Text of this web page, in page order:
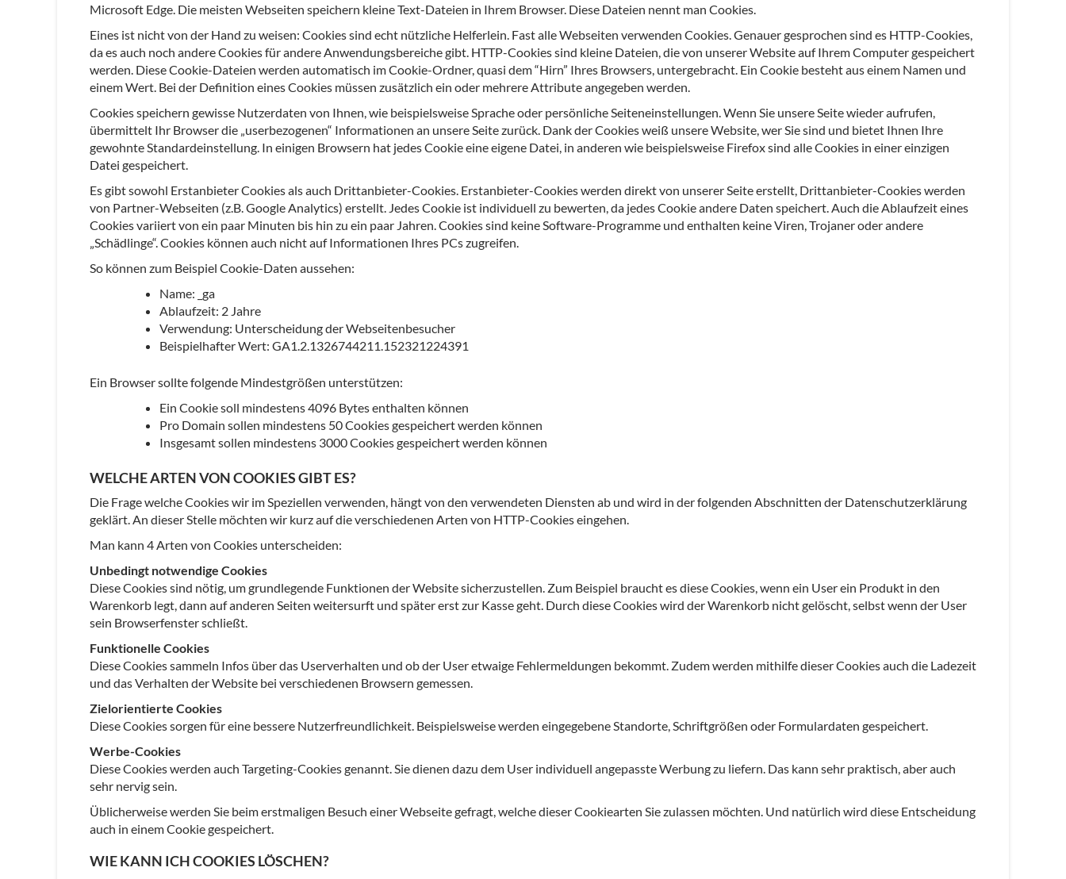
Microsoft Edge. Die meisten Webseiten speichern kleine Text-Dateien in Ihrem Browser. Diese Dateien nennt man Cookies.
Eines ist nicht von der Hand zu weisen: Cookies sind echt nützliche Helferlein. Fast alle Webseiten verwenden Cookies. Genauer gesprochen sind es HTTP-Cookies,
da es auch noch andere Cookies für andere Anwendungsbereiche gibt. HTTP-Cookies sind kleine Dateien, die von unserer Website auf Ihrem Computer gespeichert
werden. Diese Cookie-Dateien werden automatisch im Cookie-Ordner, quasi dem “Hirn” Ihres Browsers, untergebracht. Ein Cookie besteht aus einem Namen und
einem Wert. Bei der Definition eines Cookies müssen zusätzlich ein oder mehrere Attribute angegeben werden.
Cookies speichern gewisse Nutzerdaten von Ihnen, wie beispielsweise Sprache oder persönliche Seiteneinstellungen. Wenn Sie unsere Seite wieder aufrufen,
übermittelt Ihr Browser die „userbezogenen“ Informationen an unsere Seite zurück. Dank der Cookies weiß unsere Website, wer Sie sind und bietet Ihnen Ihre
gewohnte Standardeinstellung. In einigen Browsern hat jedes Cookie eine eigene Datei, in anderen wie beispielsweise Firefox sind alle Cookies in einer einzigen
Datei gespeichert.
Es gibt sowohl Erstanbieter Cookies als auch Drittanbieter-Cookies. Erstanbieter-Cookies werden direkt von unserer Seite erstellt, Drittanbieter-Cookies werden
von Partner-Webseiten (z.B. Google Analytics) erstellt. Jedes Cookie ist individuell zu bewerten, da jedes Cookie andere Daten speichert. Auch die Ablaufzeit eines
Cookies variiert von ein paar Minuten bis hin zu ein paar Jahren. Cookies sind keine Software-Programme und enthalten keine Viren, Trojaner oder andere
„Schädlinge“. Cookies können auch nicht auf Informationen Ihres PCs zugreifen.
So können zum Beispiel Cookie-Daten aussehen:
Name: _ga
Ablaufzeit: 2 Jahre
Verwendung: Unterscheidung der Webseitenbesucher
Beispielhafter Wert: GA1.2.1326744211.152321224391
Ein Browser sollte folgende Mindestgrößen unterstützen:
Ein Cookie soll mindestens 4096 Bytes enthalten können
Pro Domain sollen mindestens 50 Cookies gespeichert werden können
Insgesamt sollen mindestens 3000 Cookies gespeichert werden können
WELCHE ARTEN VON COOKIES GIBT ES?
Die Frage welche Cookies wir im Speziellen verwenden, hängt von den verwendeten Diensten ab und wird in der folgenden Abschnitten der Datenschutzerklärung
geklärt. An dieser Stelle möchten wir kurz auf die verschiedenen Arten von HTTP-Cookies eingehen.
Man kann 4 Arten von Cookies unterscheiden:
Unbedingt notwendige Cookies
Diese Cookies sind nötig, um grundlegende Funktionen der Website sicherzustellen. Zum Beispiel braucht es diese Cookies, wenn ein User ein Produkt in den
Warenkorb legt, dann auf anderen Seiten weitersurft und später erst zur Kasse geht. Durch diese Cookies wird der Warenkorb nicht gelöscht, selbst wenn der User
sein Browserfenster schließt.
Funktionelle Cookies
Diese Cookies sammeln Infos über das Userverhalten und ob der User etwaige Fehlermeldungen bekommt. Zudem werden mithilfe dieser Cookies auch die Ladezeit
und das Verhalten der Website bei verschiedenen Browsern gemessen.
Zielorientierte Cookies
Diese Cookies sorgen für eine bessere Nutzerfreundlichkeit. Beispielsweise werden eingegebene Standorte, Schriftgrößen oder Formulardaten gespeichert.
Werbe-Cookies
Diese Cookies werden auch Targeting-Cookies genannt. Sie dienen dazu dem User individuell angepasste Werbung zu liefern. Das kann sehr praktisch, aber auch
sehr nervig sein.
Üblicherweise werden Sie beim erstmaligen Besuch einer Webseite gefragt, welche dieser Cookiearten Sie zulassen möchten. Und natürlich wird diese Entscheidung
auch in einem Cookie gespeichert.
WIE KANN ICH COOKIES LÖSCHEN?